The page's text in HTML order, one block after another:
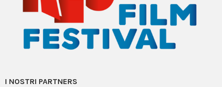
I NOSTRI PARTNERS